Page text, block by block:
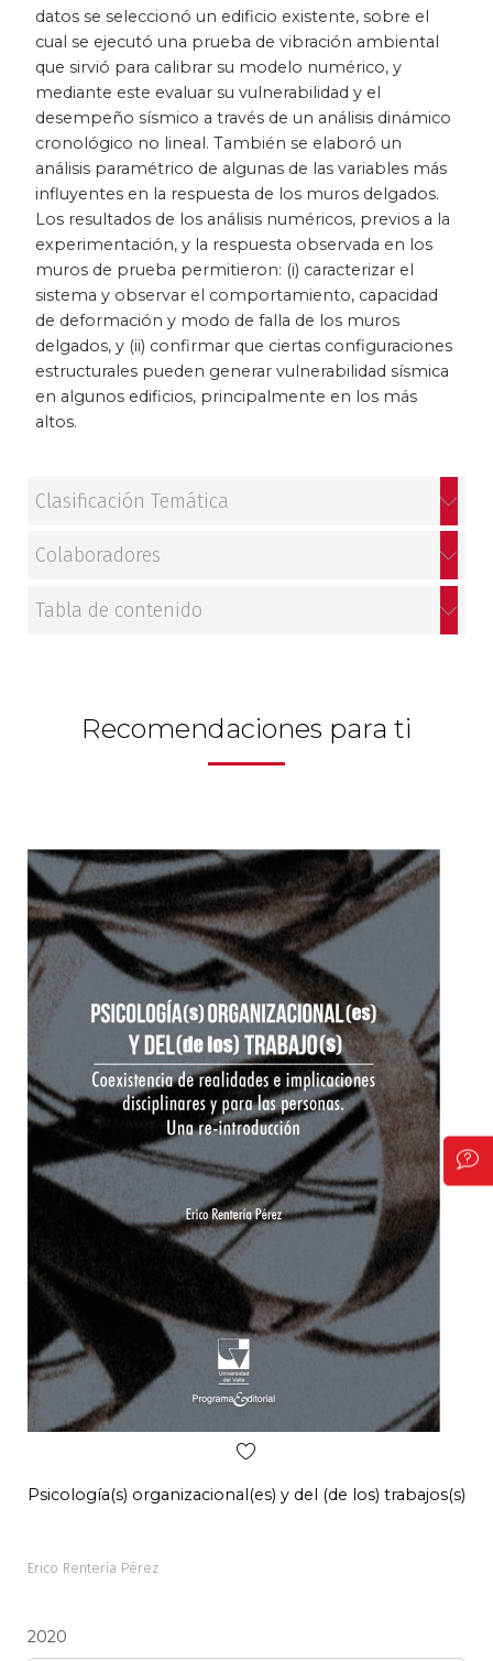
datos se seleccionó un edificio existente, sobre el
cual se ejecutó una prueba de vibración ambiental
que sirvió para calibrar su modelo numérico, y
mediante este evaluar su vulnerabilidad y el
desempeño sísmico a través de un análisis dinámico
cronológico no lineal. También se elaboró un
análisis paramétrico de algunas de las variables más
influyentes en la respuesta de los muros delgados.
Los resultados de los análisis numéricos, previos a la
experimentación, y la respuesta observada en los
muros de prueba permitieron: (i) caracterizar el
sistema y observar el comportamiento, capacidad
de deformación y modo de falla de los muros
delgados, y (ii) confirmar que ciertas configuraciones
estructurales pueden generar vulnerabilidad sísmica
en algunos edificios, principalmente en los más
altos.
Clasificación Temática
Colaboradores
Tabla de contenido
Recomendaciones para ti
Psicología(s) organizacional(es) y del (de los) trabajos(s)
Erico Rentería Pérez
2020